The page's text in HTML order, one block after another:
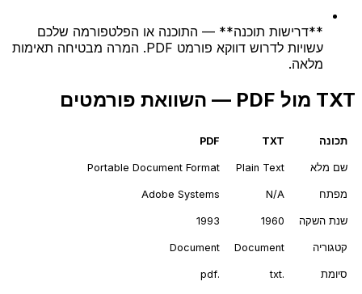
**דרישות תוכנה** — התוכנה או הפלטפורמה שלכם
עשויות לדרוש דווקא פורמט PDF. המרה מבטיחה תאימות
מלאה.
TXT מול PDF — השוואת פורמטים
תכונה TXT
PDF
שם מלא Plain Text
Portable Document Format
מפתח N/A
Adobe Systems
שנת השקה 1960
1993
קטגוריה Document
Document
סיומת .txt
.pdf